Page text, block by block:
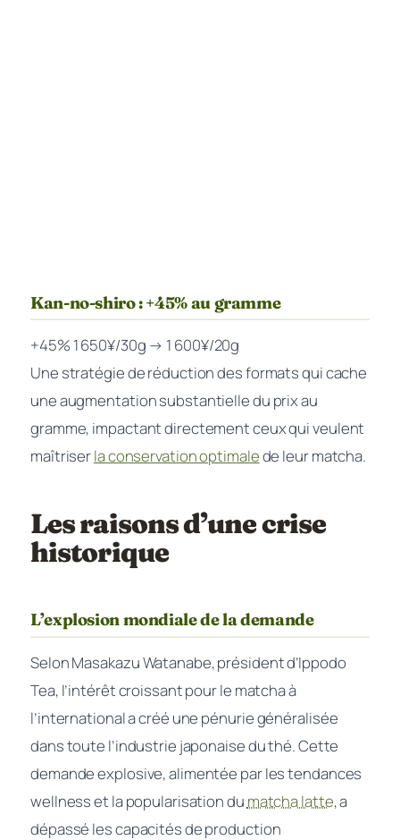
Kan-no-shiro : +45% au gramme
+45% 1 650¥/30g → 1 600¥/20g
Une stratégie de réduction des formats qui cache
une augmentation substantielle du prix au
gramme, impactant directement ceux qui veulent
maîtriserla conservation optimalede leur matcha.
Les raisons d’une crise
historique
L’explosion mondiale de la demande
Selon Masakazu Watanabe, président d’Ippodo
Tea, l’intérêt croissant pour le matcha à
l’international a créé une pénurie généralisée
dans toute l’industrie japonaise du thé. Cette
demande explosive, alimentée par les tendances
wellness et la popularisation du matcha latte, a
dépassé les capacités de production